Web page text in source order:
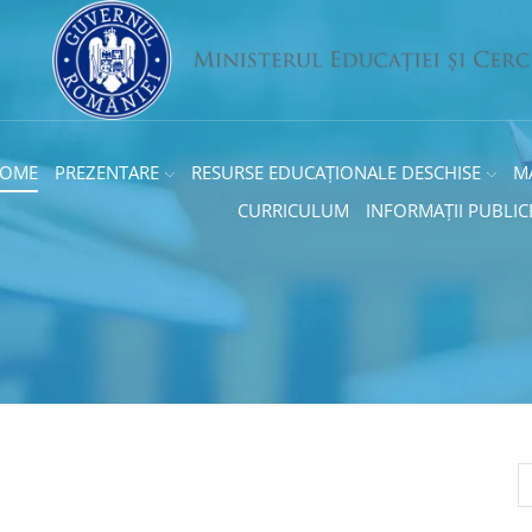
PREZENTARE RESURSE EDUCAȚIONALE DESCHISE
CURRICULUM
INFORMAȚII